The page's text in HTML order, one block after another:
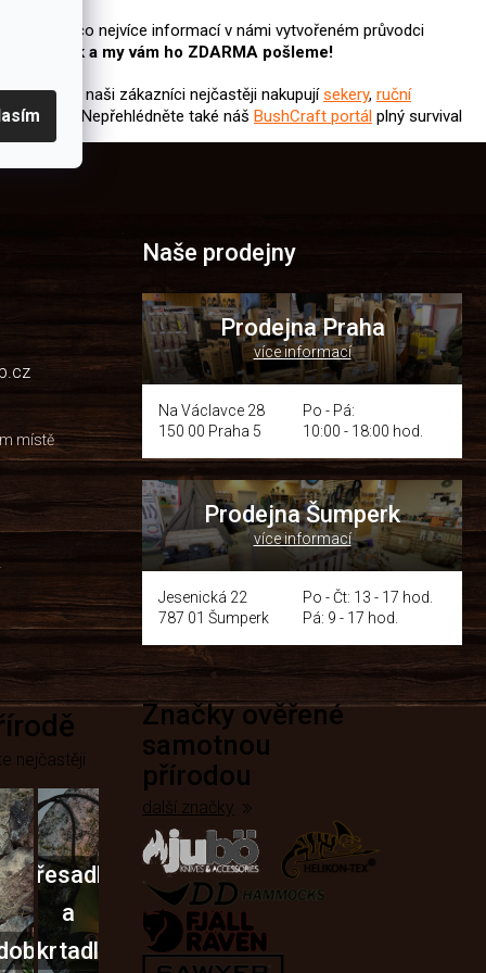
získat co nejvíce informací v námi vytvořeném průvodci
novinek a my vám ho ZDARMA pošleme!
? Knožům naši zákazníci nejčastěji nakupujísekery, ruční
a nářadí Nepřehlédněte také náš BushCraft portál plný survival
místě
Naše prodejny
Prodejna Praha
více informací
Na Václavce 28
150 00 Praha 5
Po - Pá:
10:00 - 18:00 hod.
Prodejna Šumperk
více informací
Jesenická 22
787 01 Šumperk
Po - Čt: 13 - 17 hod.
Pá: 9 - 17 hod.
nejčastěji
Křesadla
a
škrtadla
Značky ověřené
samotnou
přírodou
další značky